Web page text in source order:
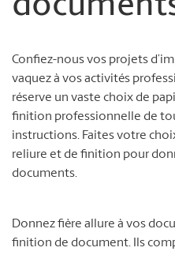
Confiez-nous vos projets
vaquez à vos activités
réserve un vaste choix de
finition professionnelle de
instructions. Faites votre
reliure et de finition pour
documents.
Donnez fière allure à vos
finition de document. Ils